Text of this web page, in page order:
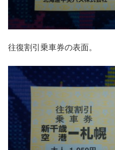
往復割引乗車券の表面。